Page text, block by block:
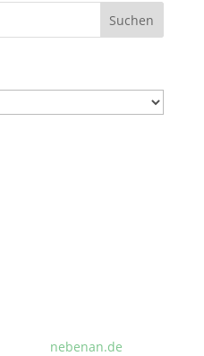
nebenan.de